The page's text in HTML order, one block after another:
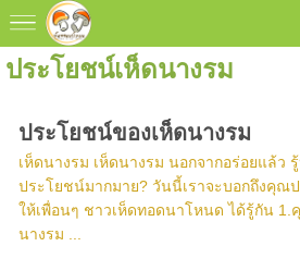
ประโยชน์เห็ดนางรม
ประโยชน์ของเห็ดนางรม
เห็ดนางรม เห็ดนางรม นอกจากอร่อยแล้ว
ประโยชน์มากมาย? วันนี้เราจะบอกถึงคุณ
ให้เพื่อนๆ ชาวเห็ดทอดนาโหนด ได้รู้กัน 1.
นางรม ...